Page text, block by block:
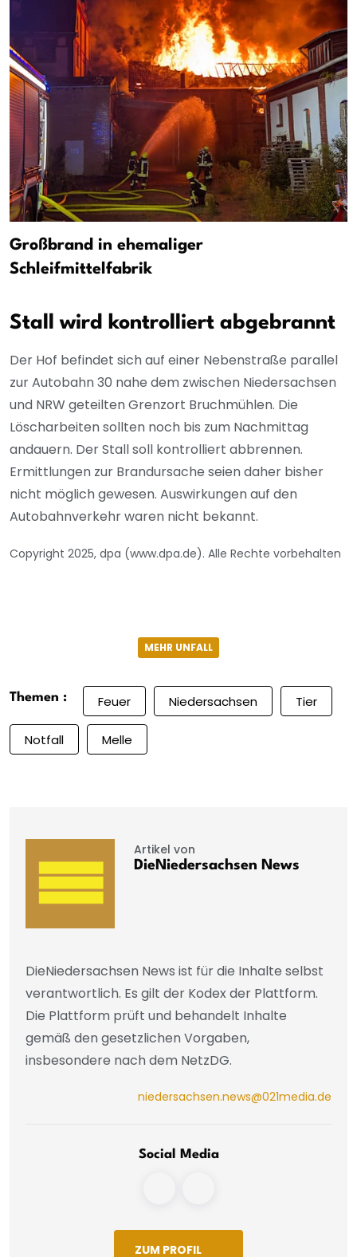
Großbrand in ehemaliger
Schleifmittelfabrik
Stall wird kontrolliert abgebrannt
Der Hof befindet sich auf einer Nebenstraße parallel
zur Autobahn 30 nahe dem zwischen Niedersachsen
und NRW geteilten Grenzort Bruchmühlen. Die
Löscharbeiten sollten noch bis zum Nachmittag
andauern. Der Stall soll kontrolliert abbrennen.
Ermittlungen zur Brandursache seien daher bisher
nicht möglich gewesen. Auswirkungen auf den
Autobahnverkehr waren nicht bekannt.
Copyright 2025, dpa (www.dpa.de). Alle Rechte vorbehalten
MEHR UNFALL
Themen : Feuer Niedersachsen Tier
Notfall Melle
Artikel von
DieNiedersachsen News
DieNiedersachsen News ist für die Inhalte selbst
verantwortlich. Es gilt der Kodex der Plattform.
Die Plattform prüft und behandelt Inhalte
gemäß den gesetzlichen Vorgaben,
insbesondere nach dem NetzDG.
niedersachsen.news@021media.de
Social Media
ZUM PROFIL